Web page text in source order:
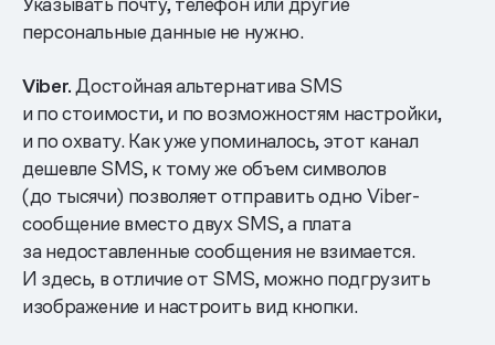
персональные данные не нужно.
Viber.Достойная альтернатива SMS
и по стоимости, и по возможностям настройки,
и по охвату. Как уже упоминалось, этот канал
дешевле SMS, к тому же объем символов
(до тысячи) позволяет отправить одно Viber-
сообщение вместо двух SMS, а плата
за недоставленные сообщения не взимается.
И здесь, в отличие от SMS, можно подгрузить
изображение и настроить вид кнопки.